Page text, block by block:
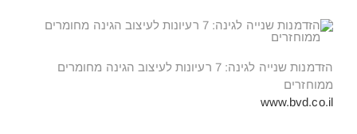
הזדמנות שנייה לגינה: 7 רעיונות לעיצוב הגינה מחומרים
ממוחזרים
www.bvd.co.il